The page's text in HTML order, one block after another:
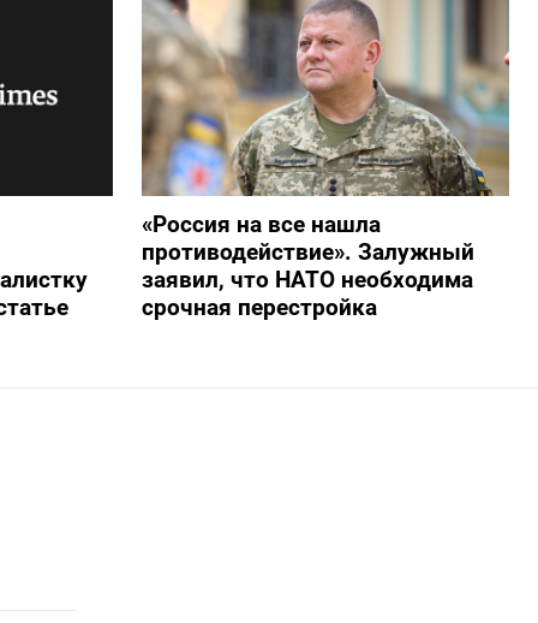
«Россия на все нашла
противодействие». Залужный
заявил, что НАТО необходима
срочная перестройка